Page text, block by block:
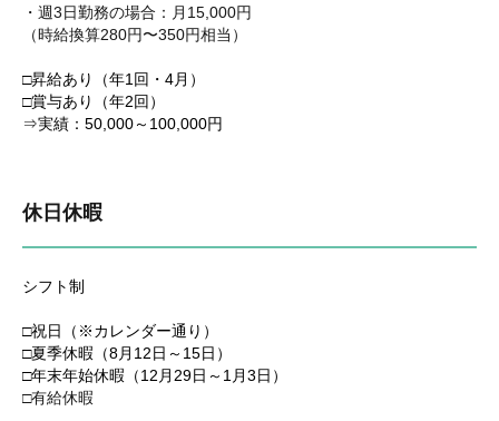
・週3日勤務の場合：月15,000円
（時給換算280円〜350円相当）
□昇給あり（年1回・4月）
□賞与あり（年2回）
⇒実績：50,000～100,000円
休日休暇
シフト制
□祝日（※カレンダー通り）
□夏季休暇（8月12日～15日）
□年末年始休暇（12月29日～1月3日）
□有給休暇